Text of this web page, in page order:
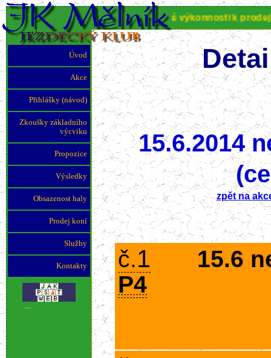
15.6.2014
zpět na
č.1
15.6
P4
Úvod
Akce
Přihlášky (návod)
Zkoušky základního
výcviku
Propozice
Výsledky
Obsazenost haly
Prodej koní
Služby
Kontakty
JK Mělník nabízí koně různé výkonnosti k prodeji.